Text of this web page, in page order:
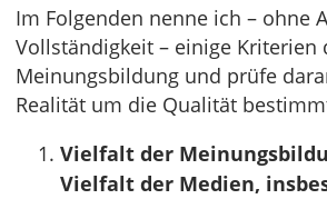
Im Folgenden nenne ich – ohne
Vollständigkeit – einige Kriterien
Meinungsbildung und prüfe
Realität um die Qualität
Vielfalt der
Vielfalt der Medien,